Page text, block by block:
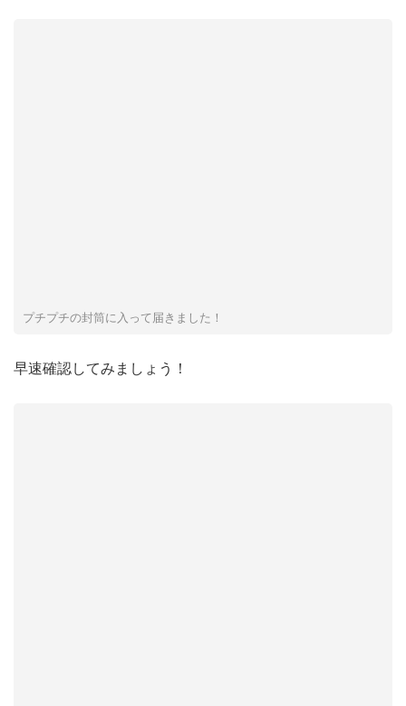
プチプチの封筒に入って届きました！
早速確認してみましょう！